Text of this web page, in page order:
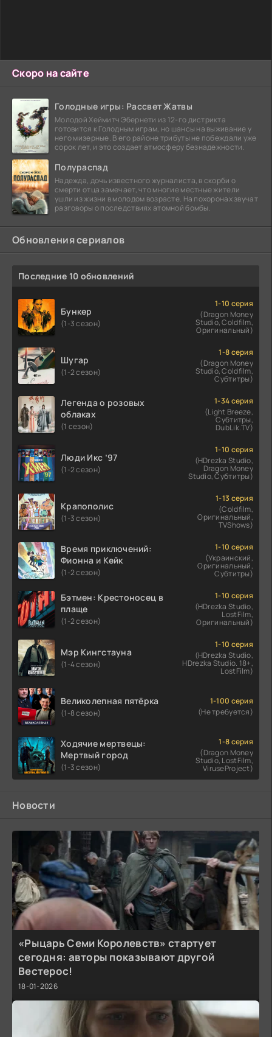
Скоро на сайте
Голодные игры: Рассвет Жатвы
Молодой Хеймитч Эбернети из 12-го дистрикта
готовится к Голодным играм, но шансы на выживание у
него мизерные. В его районе трибуты не побеждали уже
сорок лет, и это создает атмосферу безнадежности.
Полураспад
Надежда, дочь известного журналиста, в скорби о
смерти отца замечает, что многие местные жители
ушли из жизни в молодом возрасте. На похоронах звучат
разговоры о последствиях атомной бомбы.
Обновления сериалов
Последние 10 обновлений
Бункер
(1-3 сезон)
1-10 серия
(Dragon Money
Studio, Coldfilm,
Оригинальный)
Шугар
(1-2 сезон)
1-8 серия
(Dragon Money
Studio, Coldfilm,
Субтитры)
Легенда о розовых
облаках
(1 сезон)
1-34 серия
(Light Breeze,
Субтитры,
DubLik.TV)
Люди Икс ’97
(1-2 сезон)
1-10 серия
(HDrezka Studio,
Dragon Money
Studio, Субтитры)
Крапополис
(1-3 сезон)
1-13 серия
(Coldfilm,
Оригинальный,
TVShows)
Время приключений:
Фионна и Кейк
(1-2 сезон)
1-10 серия
(Украинский,
Оригинальный,
Субтитры)
Бэтмен: Крестоносец в
плаще
(1-2 сезон)
1-10 серия
(HDrezka Studio,
LostFilm,
Оригинальный)
Мэр Кингстауна
(1-4 сезон)
1-10 серия
(HDrezka Studio,
HDrezka Studio. 18+,
LostFilm)
Великолепная пятёрка
(1-8 сезон)
1-100 серия
(Не требуется)
Ходячие мертвецы:
Мертвый город
(1-3 сезон)
1-8 серия
(Dragon Money
Studio, LostFilm,
ViruseProject)
Новости
«Рыцарь Семи Королевств» стартует
сегодня: авторы показывают другой
Вестерос!
18-01-2026